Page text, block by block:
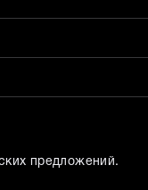
предложений.